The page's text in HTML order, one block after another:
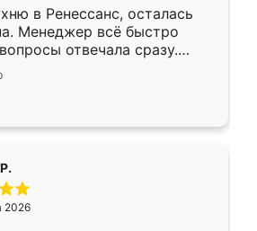
в Ренессанс, осталась
Менеджер всё быстро
отвечала сразу.
в субботу, подошёл к
Собрали
работали аккуратно, даже
2026